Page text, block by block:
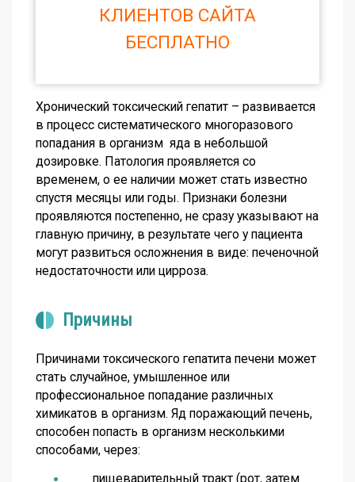
КЛИЕНТОВ САЙТА
БЕСПЛАТНО
Хронический токсический гепатит – развивается
в процесс систематического многоразового
попадания в организм яда в небольшой
дозировке. Патология проявляется со
временем, о ее наличии может стать известно
спустя месяцы или годы. Признаки болезни
проявляются постепенно, не сразу указывают на
главную причину, в результате чего у пациента
могут развиться осложнения в виде: печеночной
недостаточности или цирроза.
Причины
Причинами токсического гепатита печени может
стать случайное, умышленное или
профессиональное попадание различных
химикатов в организм. Яд поражающий печень,
способен попасть в организм несколькими
способами, через:
пищеварительный тракт (рот, затем